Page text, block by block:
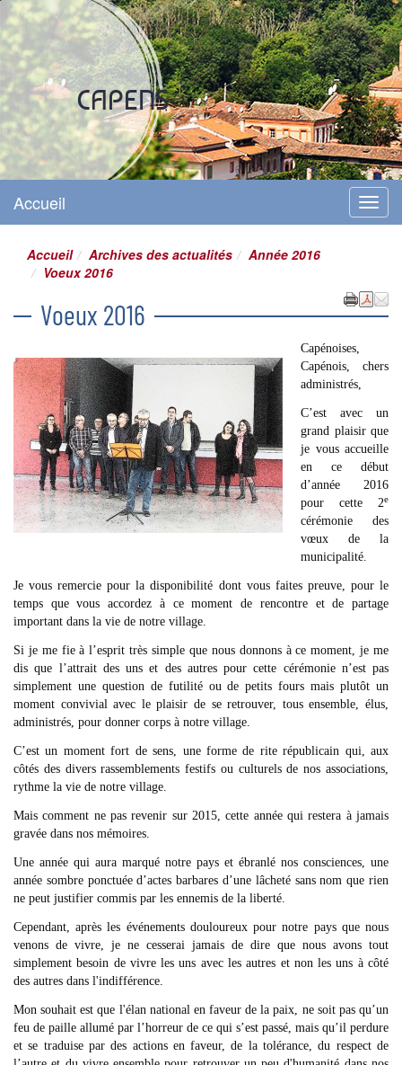
CAPENS
Site officiel
Menu
Accueil
Accueil Archives des actualités
Année 2016
Voeux 2016
Voeux 2016
Capénoises,
Capénois, chers
administrés,
C’est avec un
grand plaisir que
je vous accueille
en ce début
d’année 2016
pour cette 2e
cérémonie des
vœux de la
municipalité.
Je vous remercie pour la disponibilité dont vous faites preuve, pour le
temps que vous accordez à ce moment de rencontre et de partage
important dans la vie de notre village.
Si je me fie à l’esprit très simple que nous donnons à ce moment, je me
dis que l’attrait des uns et des autres pour cette cérémonie n’est pas
simplement une question de futilité ou de petits fours mais plutôt un
moment convivial avec le plaisir de se retrouver, tous ensemble, élus,
administrés, pour donner corps à notre village.
C’est un moment fort de sens, une forme de rite républicain qui, aux
côtés des divers rassemblements festifs ou culturels de nos associations,
rythme la vie de notre village.
Mais comment ne pas revenir sur 2015, cette année qui restera à jamais
gravée dans nos mémoires.
Une année qui aura marqué notre pays et ébranlé nos consciences, une
année sombre ponctuée d’actes barbares d’une lâcheté sans nom que rien
ne peut justifier commis par les ennemis de la liberté.
Cependant, après les événements douloureux pour notre pays que nous
venons de vivre, je ne cesserai jamais de dire que nous avons tout
simplement besoin de vivre les uns avec les autres et non les uns à côté
des autres dans l'indifférence.
Mon souhait est que l'élan national en faveur de la paix, ne soit pas qu’un
feu de paille allumé par l’horreur de ce qui s’est passé, mais qu’il perdure
et se traduise par des actions en faveur, de la tolérance, du respect de